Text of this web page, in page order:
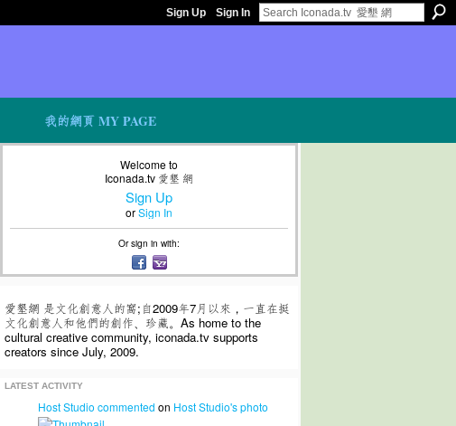
Sign Up Sign In
我的網頁 MY PAGE
Welcome to
Iconada.tv 愛墾 網
Sign Up
orSign In
Or sign in with:
愛墾網 是文化創意人的窩;自2009年7月以來，一直在挺
文化創意人和他們的創作、珍藏。As home to the
cultural creative community, iconada.tv supports
creators since July, 2009.
LATEST ACTIVITY
Host Studio commented on Host Studio'sphoto